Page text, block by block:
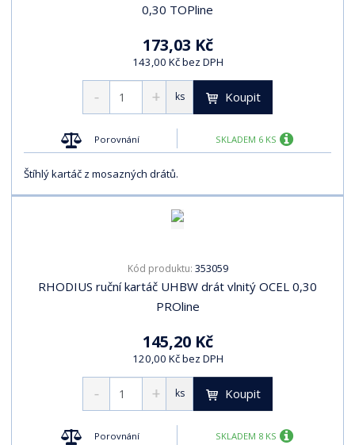
0,30 TOPline
173,03 Kč
143,00 Kč bez DPH
ks Koupit
Porovnání SKLADEM 6 KS
Štíhlý kartáč z mosazných drátů.
Kód produktu: 353059
RHODIUS ruční kartáč UHBW drát vlnitý OCEL 0,30
PROline
145,20 Kč
120,00 Kč bez DPH
ks Koupit
Porovnání SKLADEM 8 KS